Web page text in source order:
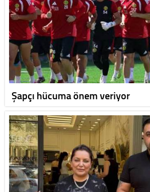
Şapçı hücuma önem veriyor